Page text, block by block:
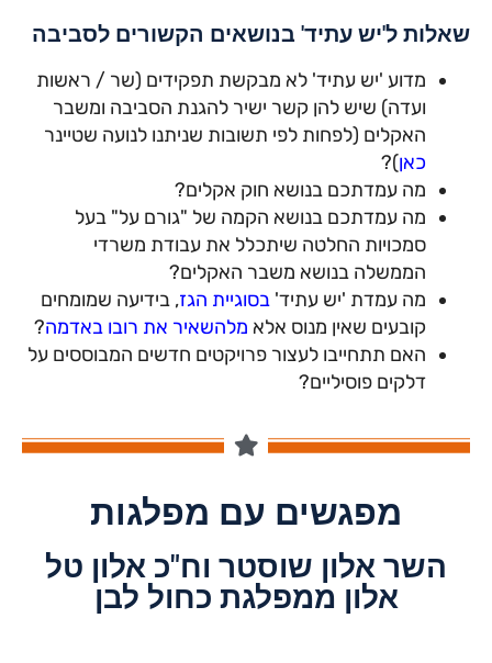
שאלות ל'יש עתיד' בנושאים הקשורים לסביבה
מדוע 'יש עתיד' לא מבקשת תפקידים (שר / ראשות
ועדה) שיש להן קשר ישיר להגנת הסביבה ומשבר
האקלים (לפחות לפי תשובות שניתנו לנועה שטיינר
כאן)?
מה עמדתכם בנושא חוק אקלים?
מה עמדתכם בנושא הקמה של "גורם על" בעל
סמכויות החלטה שיתכלל את עבודת משרדי
הממשלה בנושא משבר האקלים?
מה עמדת 'יש עתיד' בסוגיית הגז, בידיעה שמומחים
קובעים שאין מנוס אלא מלהשאיר את רובו באדמה?
האם תתחייבו לעצור פרויקטים חדשים המבוססים על
דלקים פוסיליים?
מפגשים עם מפלגות
השר אלון שוסטר וח"כ אלון טל
אלון ממפלגת כחול לבן